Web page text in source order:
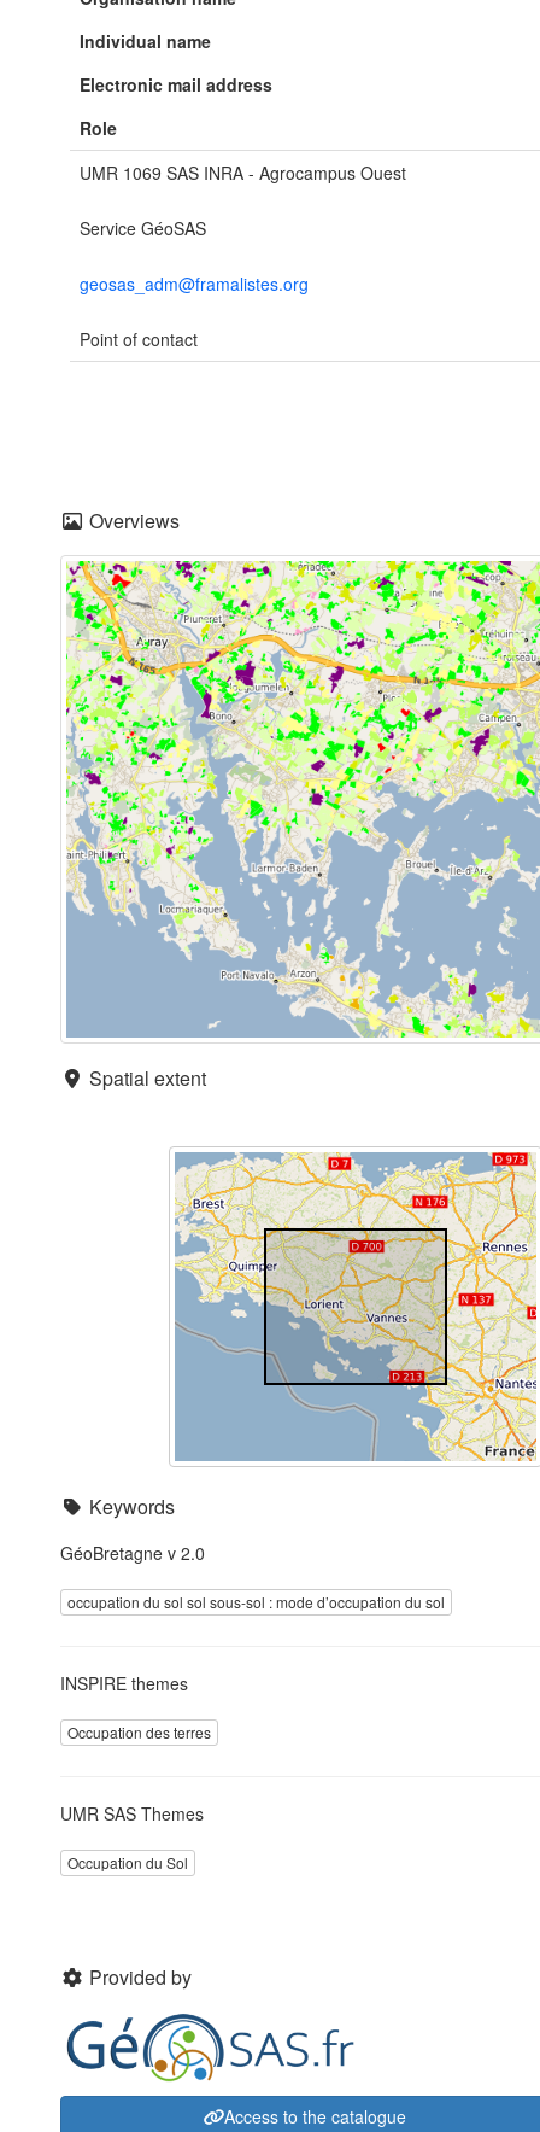
Individual name
Electronic mail address
Role
UMR 1069 SAS INRA - Agrocampus Ouest
Service GéoSAS
geosas_adm@framalistes.org
Point of contact
Overviews
Spatial extent
Keywords
GéoBretagne v 2.0
occupation du sol sol sous-sol : mode d’occupation du sol
INSPIRE themes
Occupation des terres
UMR SAS Themes
Occupation du Sol
Provided by
Access to the catalogue